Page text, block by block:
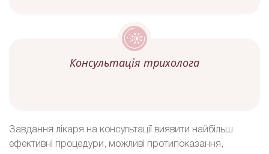
Консультація трихолога
Завдання лікаря на консультації виявити найбільш
ефективні процедури, можливі протипоказання,